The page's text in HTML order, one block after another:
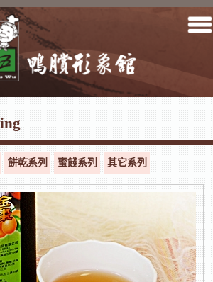
餅乾系列 蜜餞系列 其它系列